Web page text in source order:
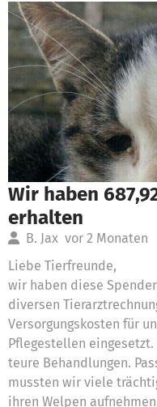
Wir haben
erhalten
B. Jax vor 2 Monaten
Liebe Tierfreunde,
wir haben diese
diversen
Versorgungskosten für
Pflegestellen
teure Behandlungen.
mussten wir viele
ihren Welpen